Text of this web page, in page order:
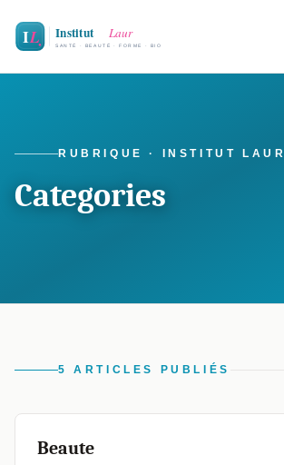
RUBRIQUE · INSTITUT LAUR
Categories
5 ARTICLES PUBLIÉS
Beaute